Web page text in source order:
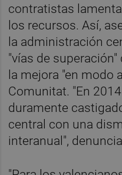
contratistas
los recursos. Así,
la administración
"vías de
la mejora "en modo
Comunitat. "En
duramente
central con una
interanual",